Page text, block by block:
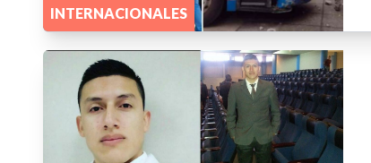
INTERNACIONALES